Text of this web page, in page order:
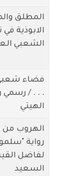
المطلق
الابوذية
الشعبي
فضاء
. . . / رسمي
الهيتي
الهروب من
رواية
لفاضل
السعيد